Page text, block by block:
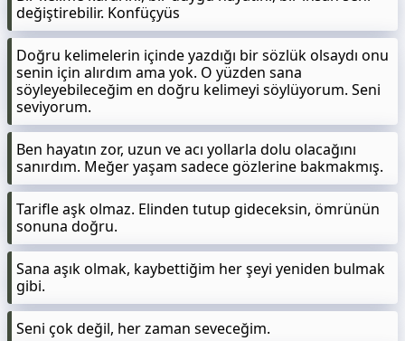
değiştirebilir. Konfüçyüs
Doğru kelimelerin içinde yazdığı bir sözlük olsaydı onu
senin için alırdım ama yok. O yüzden sana
söyleyebileceğim en doğru kelimeyi söylüyorum. Seni
seviyorum.
Ben hayatın zor, uzun ve acı yollarla dolu olacağını
sanırdım. Meğer yaşam sadece gözlerine bakmakmış.
Tarifle aşk olmaz. Elinden tutup gideceksin, ömrünün
sonuna doğru.
Sana aşık olmak, kaybettiğim her şeyi yeniden bulmak
gibi.
Seni çok değil, her zaman seveceğim.